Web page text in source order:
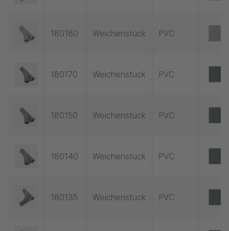
180180 Weichenstück PVC
180170 Weichenstück PVC
180150 Weichenstück PVC
180140 Weichenstück PVC
180135 Weichenstück PVC